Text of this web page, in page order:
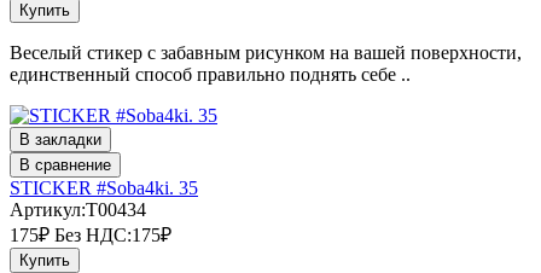
Купить
Веселый стикер с забавным рисунком на вашей поверхности,
единственный способ правильно поднять себе ..
В закладки
В сравнение
STICKER #Soba4ki. 35
Артикул:T00434
175₽ Без НДС:175₽
Купить